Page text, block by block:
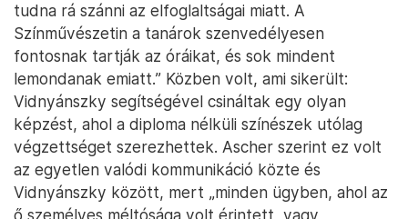
tudna rá szánni az elfoglaltságai miatt. A
Színművészetin a tanárok szenvedélyesen
fontosnak tartják az óráikat, és sok mindent
lemondanak emiatt.” Közben volt, ami sikerült:
Vidnyánszky segítségével csináltak egy olyan
képzést, ahol a diploma nélküli színészek utólag
végzettséget szerezhettek. Ascher szerint ez volt
az egyetlen valódi kommunikáció közte és
Vidnyánszky között, mert „minden ügyben, ahol az
ő személyes méltósága volt érintett, vagy